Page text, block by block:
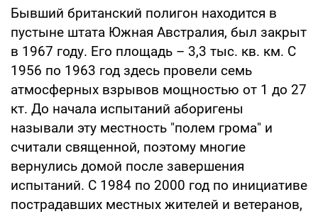
Бывший британский полигон находится в
пустыне штата Южная Австралия, был закрыт
в 1967 году. Его площадь – 3,3 тыс. кв. км. С
1956 по 1963 год здесь провели семь
атмосферных взрывов мощностью от 1 до 27
кт. До начала испытаний аборигены
называли эту местность "полем грома" и
считали священной, поэтому многие
вернулись домой после завершения
испытаний. С 1984 по 2000 год по инициативе
пострадавших местных жителей и ветеранов,